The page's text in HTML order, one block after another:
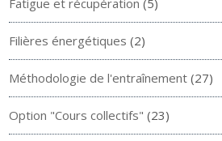
Fatigue et récupération (5)
Filières énergétiques (2)
Méthodologie de l'entraînement (27)
Option "Cours collectifs" (23)